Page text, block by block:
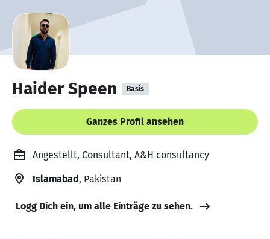
Haider Speen Basis
Ganzes Profil ansehen
Angestellt, Consultant, A&H consultancy
Islamabad, Pakistan
Logg Dich ein, um alle Einträge zu sehen.